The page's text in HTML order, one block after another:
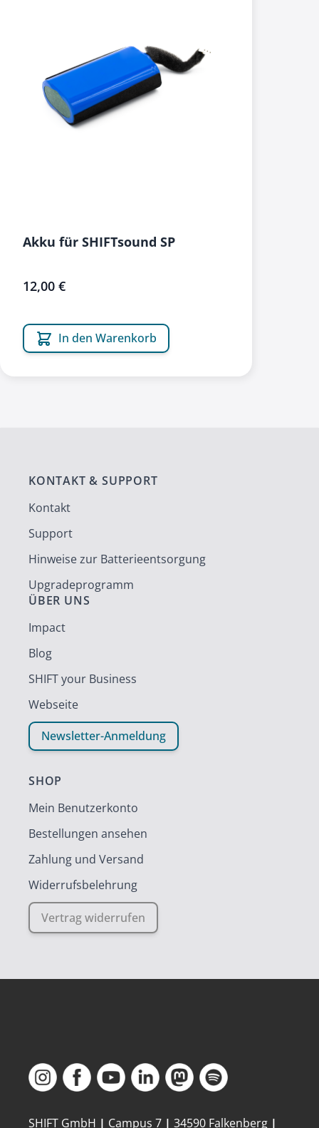
Akku für SHIFTsound SP
12,00 €
In den Warenkorb
KONTAKT & SUPPORT
Kontakt
Support
Hinweise zur Batterieentsorgung
Upgradeprogramm
ÜBER UNS
Impact
Blog
SHIFT your Business
Webseite
Newsletter-Anmeldung
SHOP
Mein Benutzerkonto
Bestellungen ansehen
Zahlung und Versand
Widerrufsbelehrung
Vertrag widerrufen
SHIFT GmbH | Campus 7 | 34590 Falkenberg |